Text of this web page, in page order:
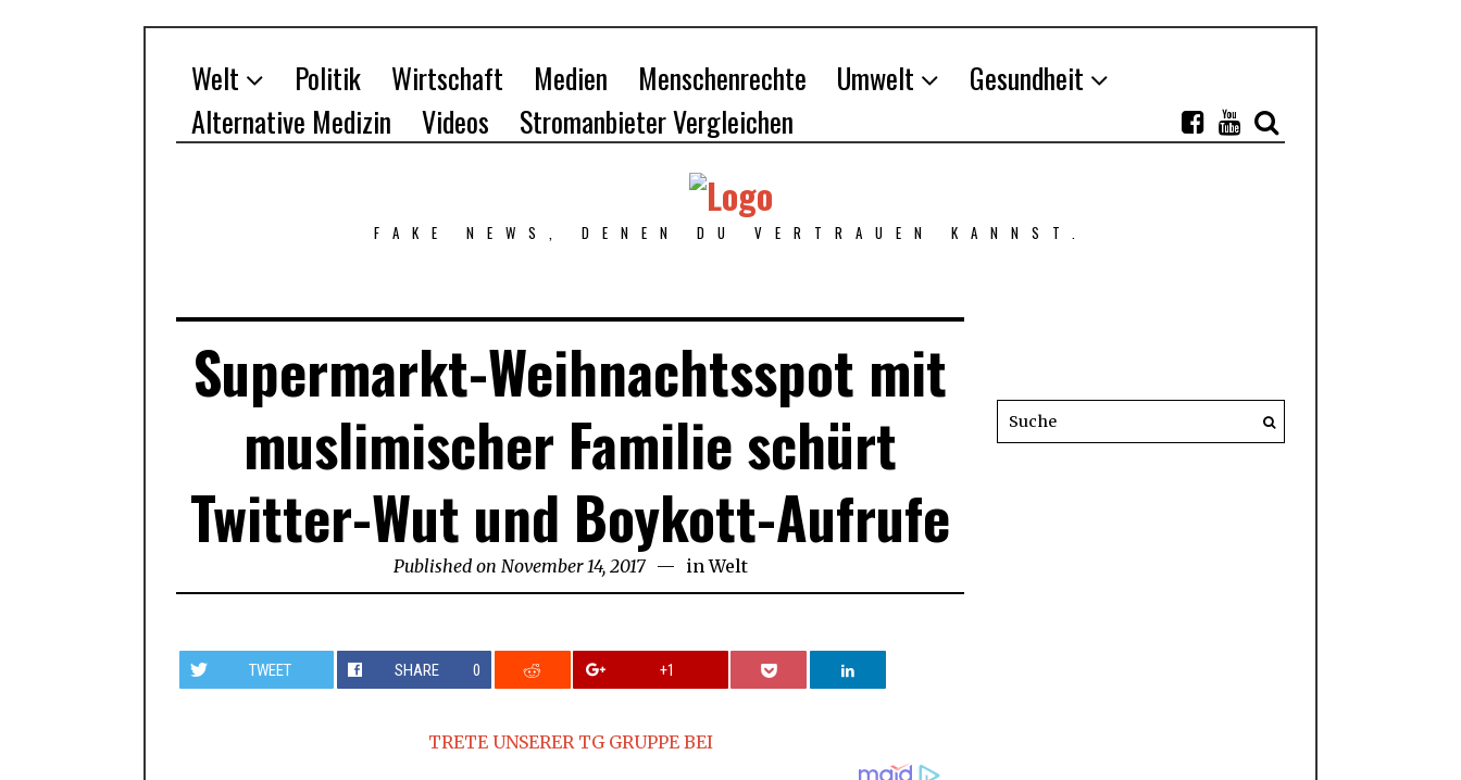
Welt Politik Wirtschaft Medien Menschenrechte Umwelt
Gesundheit
Alternative Medizin
Videos Stromanbieter Vergleichen
FAKE NEWS, DENEN DU VERTRAUEN KANNST.
Supermarkt-Weihnachtsspot mit
muslimischer Familie schürt
Twitter-Wut und Boykott-Aufrufe
Published on November 14, 2017November
14,
in Welt
TWEET SHARE 0 +1
TRETE UNSERER TG GRUPPE BEI